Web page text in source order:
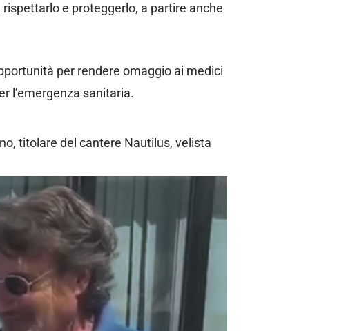
e proteggerlo, a partire anche
per rendere omaggio ai medici
l’emergenza sanitaria.
titolare del cantere Nautilus, velista